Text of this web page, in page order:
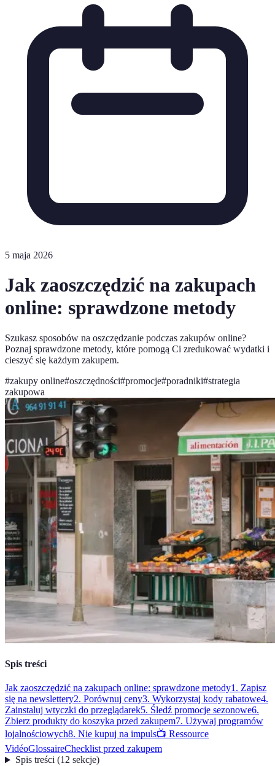
5 maja 2026
Jak zaoszczędzić na zakupach
online: sprawdzone metody
Szukasz sposobów na oszczędzanie podczas zakupów online?
Poznaj sprawdzone metody, które pomogą Ci zredukować wydatki i
cieszyć się każdym zakupem.
#zakupy online#oszczędności#promocje#poradniki#strategia
zakupowa
Spis treści
Jak zaoszczędzić na zakupach online: sprawdzone metody1. Zapisz
się na newslettery2. Porównuj ceny3. Wykorzystaj kody rabatowe4.
Zainstaluj wtyczki do przeglądarek5. Śledź promocje sezonowe6.
Zbierz produkty do koszyka przed zakupem7. Używaj programów
lojalnościowych8. Nie kupuj na impuls📺 Ressource
VidéoGlossaireChecklist przed zakupem
Spis treści(12 sekcje)